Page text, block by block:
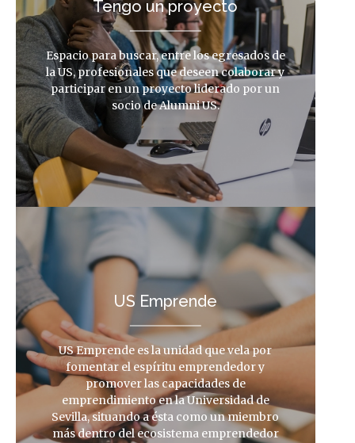
Tengo un proyecto
Espacio para buscar, entre los egresados de
la US, profesionales que deseen colaborar y
participar en un proyecto liderado por un
socio de Alumni US.
US Emprende
US Emprende es la unidad que vela por
fomentar el espíritu emprendedor y
promover las capacidades de
emprendimiento en la Universidad de
Sevilla, situando a ésta como un miembro
más dentro del ecosistema emprendedor